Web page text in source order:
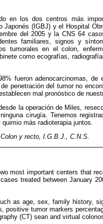
en los dos centros más
Japonés (IGBJ) y el Hospital
del 2005 y la CNS 64
familiares, signos y
tumorales en el colon,
como ecografías,
fueron adenocarcinomas,
penetración del tumor no
mal pronóstico de
la operación de Miles,
cirugía. Tenemos
más radioterapia juntos.
y recto, I.G.B.J., C.N.S.
most important centers that
treated between January
as age, sex, family history,
positive tumor markers
(CT) sean and virtual